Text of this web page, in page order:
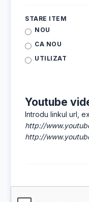
STARE ITEM
NOU
CA NOU
UTILIZAT
Youtube
Introdu linkul url,
http://
http://